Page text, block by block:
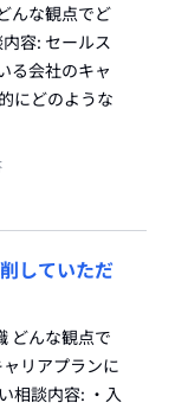
んな観点でど
容: セールス
る会社のキャ
にどのような
していただ
どんな観点で
リアプランに
相談内容: ・入